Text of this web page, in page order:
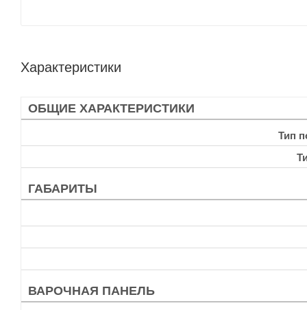
Характеристики
ОБЩИЕ ХАРАКТЕРИСТИКИ
Тип
ГАБАРИТЫ
ВАРОЧНАЯ ПАНЕЛЬ